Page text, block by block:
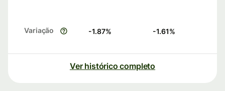
Variação -1.87% -1.61%
Ver histórico completo